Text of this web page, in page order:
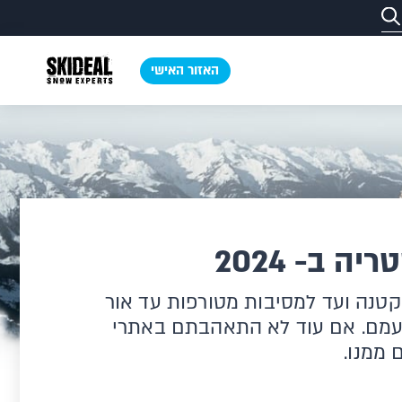
באירופה
חופשת סקי בטרולי
מפנקת בגיאורגיה
נפגש באמצע!
הכוכבת החדשה שלנו
רופאים
מהנדסים
פסטיבל סקי צבעוני חסר מעצורים
האזור האישי
ב- 2024
ועד למסיבות מטורפות עד אור
אם עוד לא התאהבתם באתרי
ממנו.